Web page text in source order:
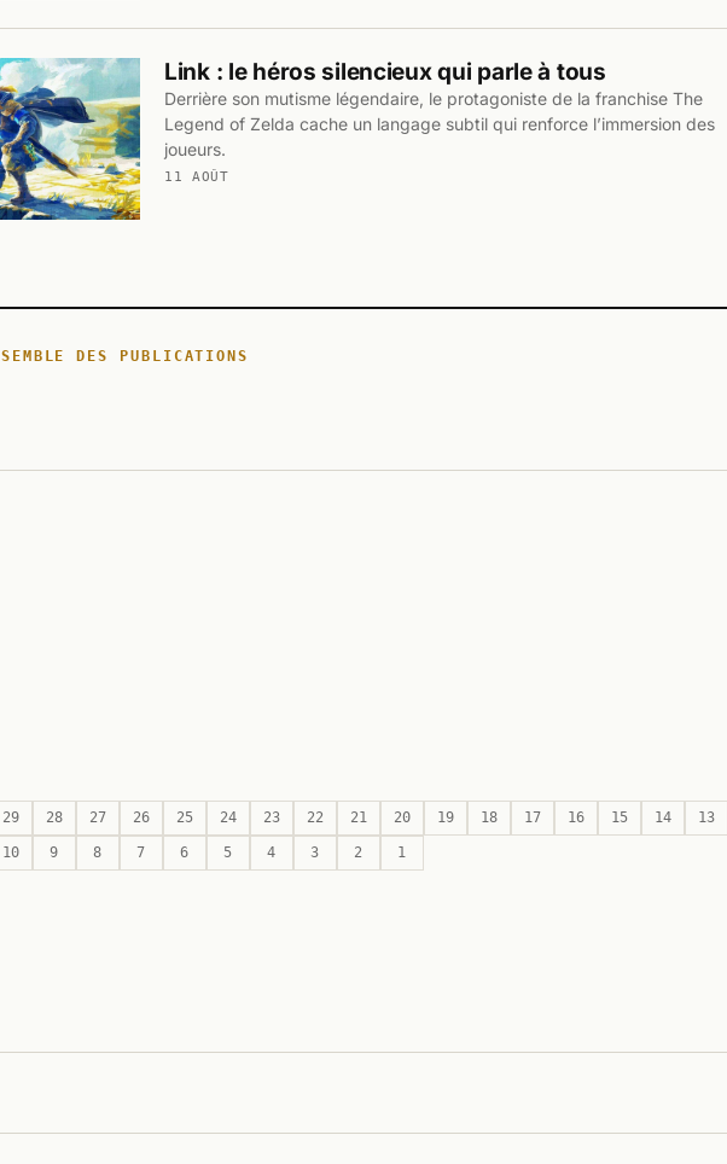
Link : le héros silencieux qui parle à tous
Derrière son mutisme légendaire, le protagoniste de la franchise The
Legend of Zelda cache un langage subtil qui renforce l’immersion des
joueurs.
11 AOÛT
DES PUBLICATIONS
29 28 27 26 25 24 23 22 21 20 19 18 17 16 15 14 13
10 9 8 7 6 5 4 3 2 1